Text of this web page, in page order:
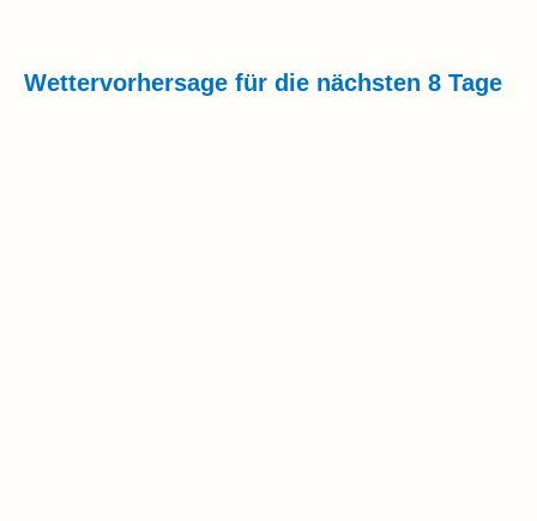
Wettervorhersage für die nächsten 8 Tage